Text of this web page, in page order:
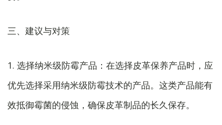
三、建议与对策
1. 选择纳米级防霉产品：在选择皮革保养产品时，应
优先选择采用纳米级防霉技术的产品。这类产品能有
效抵御霉菌的侵蚀，确保皮革制品的长久保存。